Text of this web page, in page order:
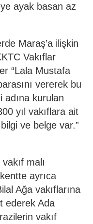
ayak basan az
Maraş’a ilişkin
Vakıflar
“Lala Mustafa
vererek bu
adına kurulan
yıl vakıflara ait
ve belge var.”
malı
ayrıca
Ağa vakıflarına
ederek Ada
vakıf